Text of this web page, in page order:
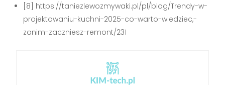
[8] https://taniezlewozmywaki.pl/pl/blog/Trendy-w-
projektowaniu-kuchni-2025-co-warto-wiedziec,-
zanim-zaczniesz-remont/231